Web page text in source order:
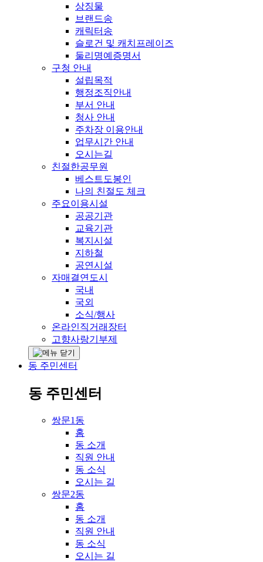
상징물
브랜드송
캐릭터송
슬로건 및 캐치프레이즈
둘리명예증명서
구청 안내
설립목적
행정조직안내
부서 안내
청사 안내
주차장 이용안내
업무시간 안내
오시는길
친절한공무원
베스트도봉인
나의 친절도 체크
주요이용시설
공공기관
교육기관
복지시설
지하철
공연시설
자매결연도시
국내
국외
소식/행사
온라인직거래장터
고향사랑기부제
동 주민센터
동 주민센터
쌍문1동
홈
동 소개
직원 안내
동 소식
오시는 길
쌍문2동
홈
동 소개
직원 안내
동 소식
오시는 길